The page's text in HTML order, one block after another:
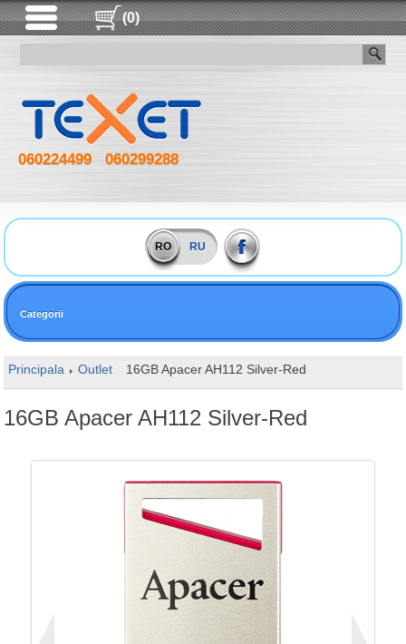
(0)
060224499 060299288
RO RU
Categorii
Principala Outlet 16GB Apacer AH112 Silver-Red
16GB Apacer AH112 Silver-Red